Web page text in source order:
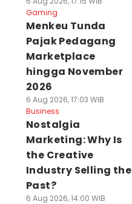
Gaming
Menkeu Tunda
Pajak Pedagang
Marketplace
hingga November
2026
6 Aug 2026, 17:03 WIB
Business
Nostalgia
Marketing: Why Is
the Creative
Industry Selling the
Past?
6 Aug 2026, 14:00 WIB